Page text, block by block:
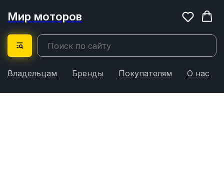
Мир моторов
Владельцам Бренды Покупателям О нас